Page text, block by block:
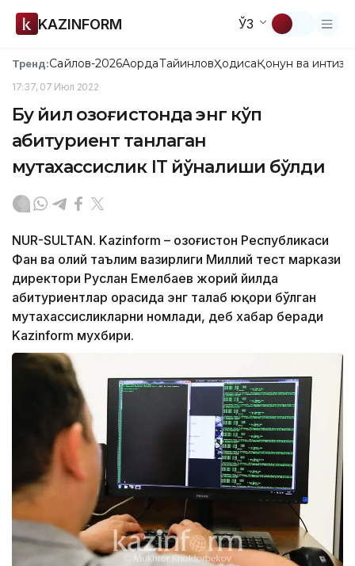
KAZINFORM ЎЗ
Тренд:Сайлов-2026АқордаТайинловҲодисаҚонун ва
17:37, 07 Июл 2022
Бу йил Қозоғистонда энг кўп
абитуриент танлаган
мутахассислик IT йўналиши бўлди
NUR-SULTAN. Kazinform – Қозоғистон Республикаси
Фан ва олий таълим вазирлиги Миллий тест маркази
директори Руслан Емелбаев жорий йилда
абитуриентлар орасида энг талаб юқори бўлган
мутахассисликларни номлади, деб хабар беради
Kazinform мухбири.